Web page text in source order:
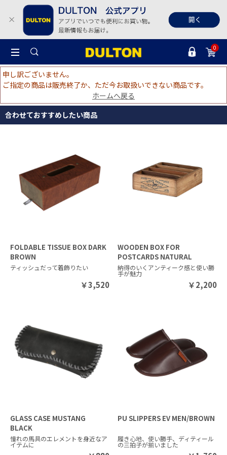
0
申し訳ございません。
ご指定の商品は販売終了か、ただ今お取扱いできない商品です。
ホームへ戻る
合わせておすすめしたい商品
FOLDABLE TISSUE BOX DARK
BROWN
ティッシュだって着飾りたい
￥3,520
WOODEN BOX FOR
POSTCARDS NATURAL
納得のいくアンティーク感と使い勝
手が魅力
￥2,200
GLASS CASE MUSTANG
BLACK
憧れの馬具のエレメントを身近なア
イテムに
PU SLIPPERS EV MEN/BROWN
履き心地、使い勝手、ディティール
の三拍子が揃いました